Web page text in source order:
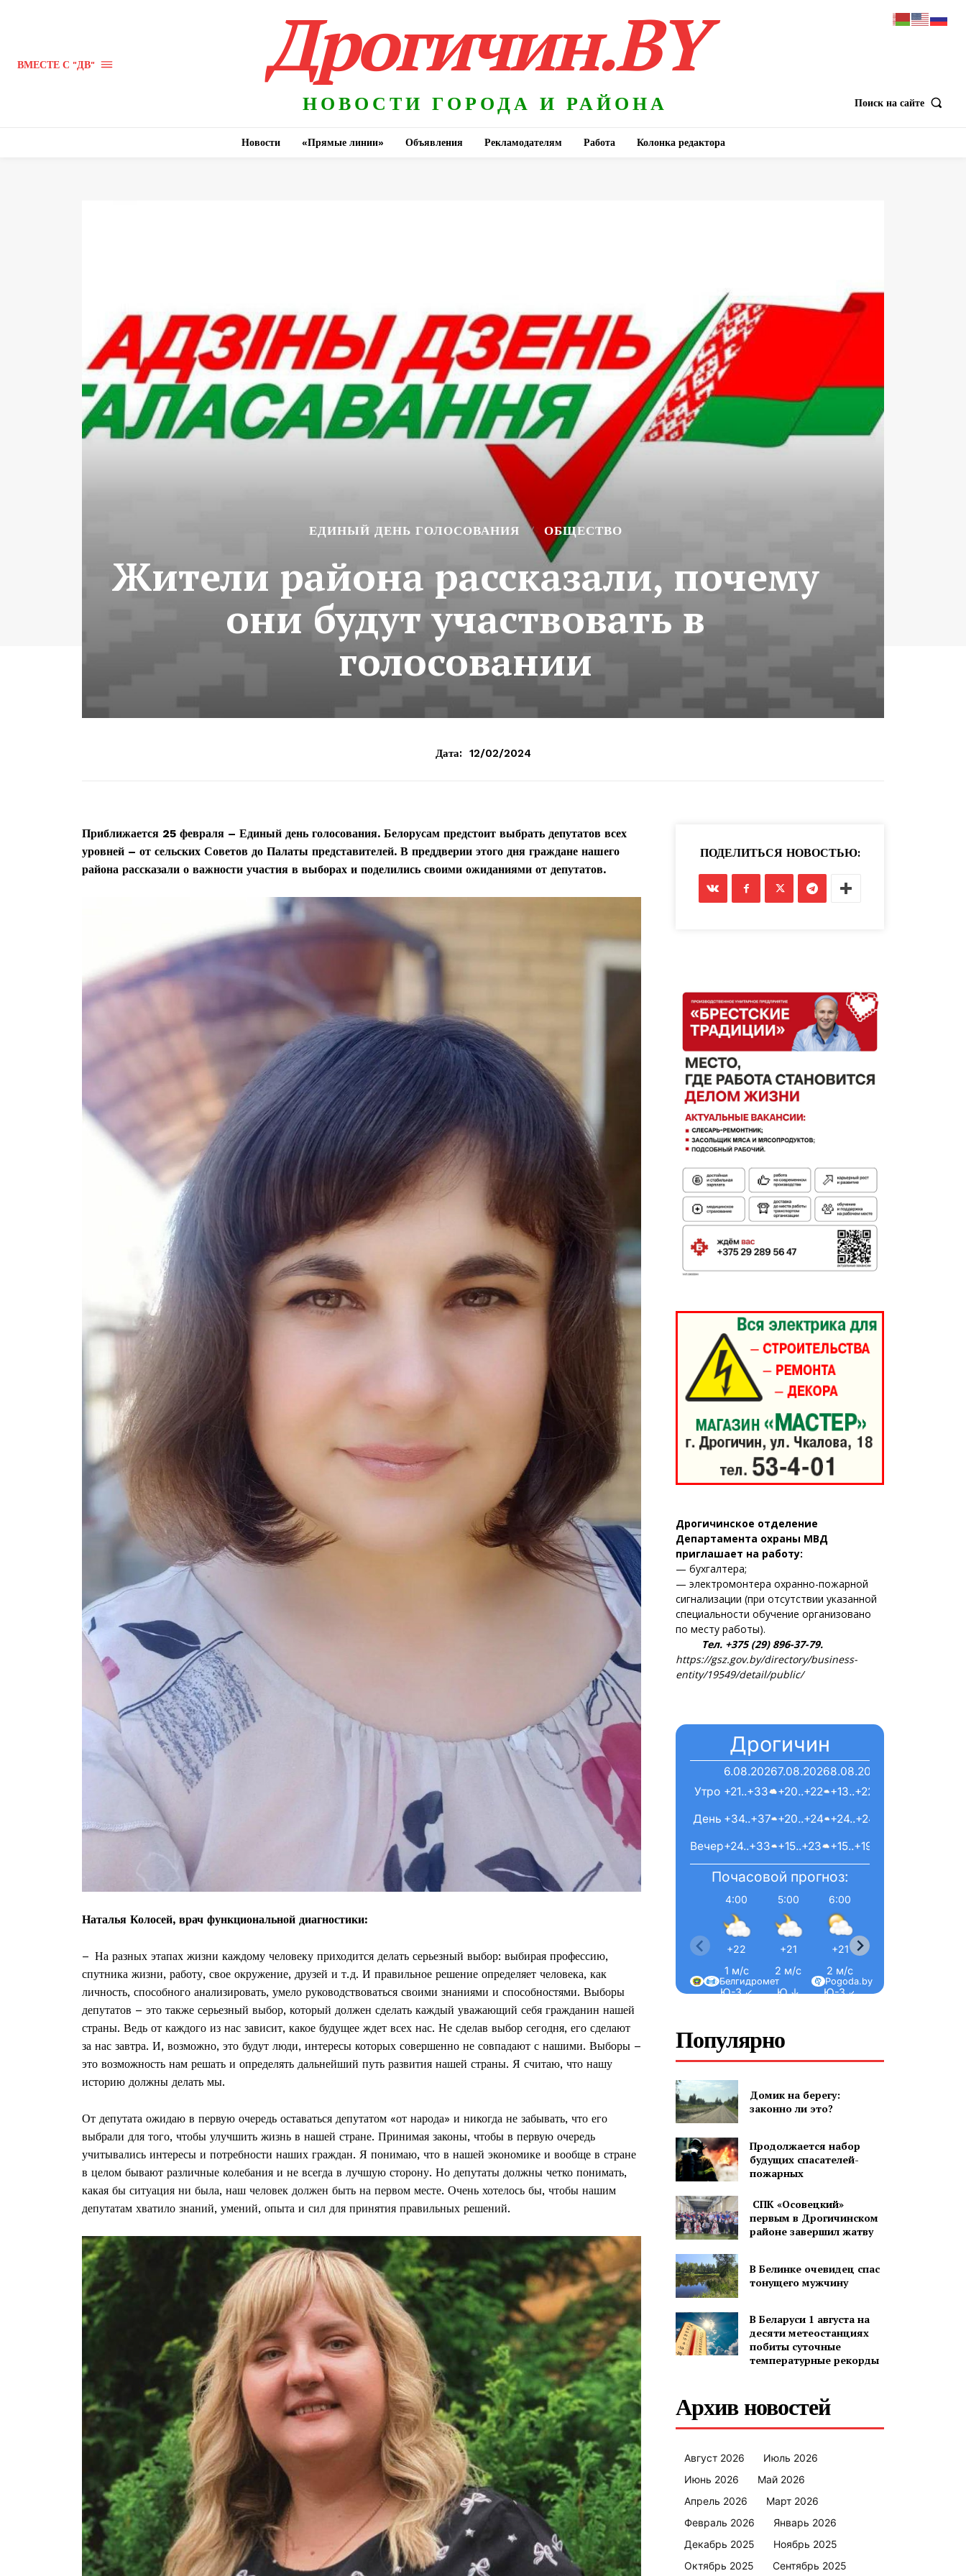
Газета
"Драгічынскі Веснік"
ПОДПИСАТЬСЯ
Редакция "ДВ"
Правила использования материалов
ВМЕСТЕ С "ДВ" Дрогичин.BY
НОВОСТИ ГОРОДА И РАЙОНА Поиск на сайте
Новости «Прямые линии» Объявления Рекламодателям Работа Колонка редактора
ЕДИНЫЙ ДЕНЬ ГОЛОСОВАНИЯ ОБЩЕСТВО
Жители района рассказали, почему
они будут участвовать в
голосовании
Дата: 12/02/2024
Приближается 25 февраля – Единый день голосования. Белорусам предстоит выбрать депутатов всех
уровней – от сельских Советов до Палаты представителей. В преддверии этого дня граждане нашего
района рассказали о важности участия в выборах и поделились своими ожиданиями от депутатов.
Наталья Колосей, врач функциональной диагностики:
– На разных этапах жизни каждому человеку приходится делать серьезный выбор: выбирая профессию,
спутника жизни, работу, свое окружение, друзей и т. д. И правильное решение определяет человека, как
личность, способного анализировать, умело руководствоваться своими знаниями и способностями. Выборы
депутатов – это также серьезный выбор, который должен сделать каждый уважающий себя гражданин нашей
страны. Ведь от каждого из нас зависит, какое будущее ждет всех нас. Не сделав выбор сегодня, его сделают
за нас завтра. И, возможно, это будут люди, интересы которых совершенно не совпадают с нашими. Выборы –
это возможность нам решать и определять дальнейший путь развития нашей страны. Я считаю, что нашу
историю должны делать мы.
От депутата ожидаю в первую очередь оставаться депутатом «от народа» и никогда не забывать, что его
выбрали для того, чтобы улучшить жизнь в нашей стране. Принимая законы, чтобы в первую очередь
учитывались интересы и потребности наших граждан. Я понимаю, что в нашей экономике и вообще в стране
в целом бывают различные колебания и не всегда в лучшую сторону. Но депутаты должны четко понимать,
какая бы ситуация ни была, наш человек должен быть на первом месте. Очень хотелось бы, чтобы нашим
депутатам хватило знаний, умений, опыта и сил для принятия правильных решений.
ПОДЕЛИТЬСЯ НОВОСТЬЮ:
Дрогичинское отделение
Департамента охраны МВД
приглашает на работу:
— бухгалтера;
— электромонтера охранно-пожарной
сигнализации (при отсутствии указанной
специальности обучение организовано
по месту работы).
Тел. +375 (29) 896-37-79.
https://gsz.gov.by/directory/business-
entity/19549/detail/public/
Дрогичин
6.08.2026
+21..+33
+34..+37
+24..+33
7.08.2026
+20..+22
+20..+24
+15..+23
8.08.2026
+13..+22
+24..+24
+15..+19
Вечер
День
Утро
Почасовой прогноз:
4:00
+22
1 м/с
Ю-З ↙
5:00
+21
2 м/с
Ю ↓
6:00
+21
2 м/с
Ю-З ↙
Ю-З ↙
Pogoda.by
Белгидромет
Популярно
Домик на берегу:
законно ли это?
Продолжается набор
будущих спасателей-
пожарных
СПК «Осовецкий»
первым в Дрогичинском
районе завершил жатву
В Белинке очевидец спас
тонущего мужчину
В Беларуси 1 августа на
десяти метеостанциях
побиты суточные
температурные рекорды
Архив новостей
Август 2026
Июль 2026
Июнь 2026
Май 2026
Апрель 2026
Март 2026
Февраль 2026
Январь 2026
Декабрь 2025
Ноябрь 2025
Октябрь 2025
Сентябрь 2025